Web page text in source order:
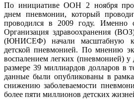
По инициативе ООН 2 ноября
днем пневмонии, который
проводился в 2009 году. Именно
Организация здравоохранения
(ЮНИСЕФ) начали масштабную
детской пневмонией. По мнению
воспалением легких (пневмонией) у
размере 39 миллиардов долларов в
данные были опубликованы в
снижению заболеваемости
более пяти миллионов детских